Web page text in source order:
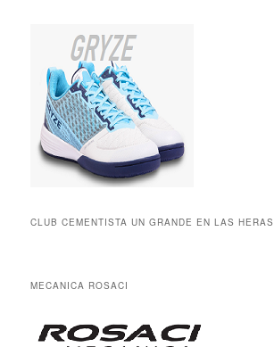
CLUB CEMENTISTA UN GRANDE EN LAS HERAS
MECANICA ROSACI